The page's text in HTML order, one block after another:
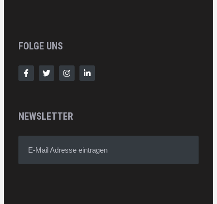
FOLGE UNS
NEWSLETTER
E-Mail Adresse eintragen